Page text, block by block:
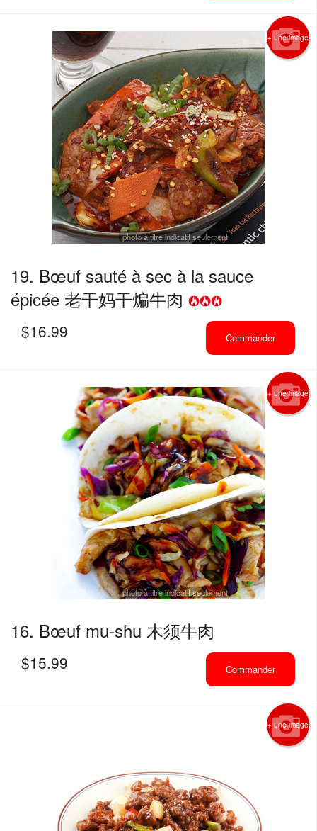
+ une image
photo à titre indicatif seulement
19. Bœuf sauté à sec à la sauce
épicée 老干妈干煸牛肉
$16.99 Commander
+ une image
photo à titre indicatif seulement
16. Bœuf mu-shu 木须牛肉
$15.99 Commander
+ une image